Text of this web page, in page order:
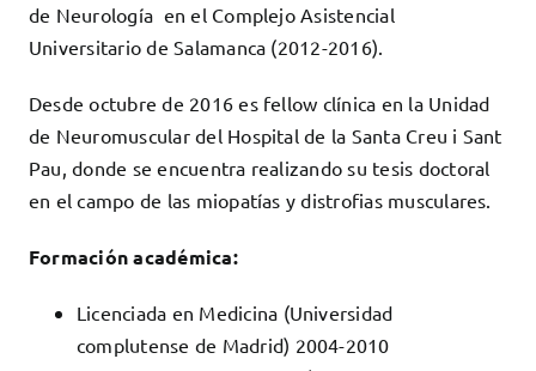
de Neurología en el Complejo Asistencial
Universitario de Salamanca (2012-2016).
Desde octubre de 2016 es fellow clínica en la Unidad
de Neuromuscular del Hospital de la Santa Creu i Sant
Pau, donde se encuentra realizando su tesis doctoral
en el campo de las miopatías y distrofias musculares.
Formación académica:
Licenciada en Medicina (Universidad
complutense de Madrid) 2004-2010